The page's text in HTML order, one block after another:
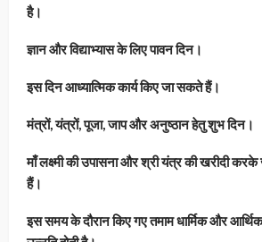
है।
ज्ञान और विद्याभ्यास के लिए पावन दिन।
इस दिन आध्यात्मिक कार्य किए जा सकते हैं।
मंत्रों, यंत्रों, पूजा, जाप और अनुष्ठान हेतु शुभ दिन।
माँ लक्ष्मी की उपासना और श्री यंत्र की खरीदी
हैं।
इस समय के दौरान किए गए तमाम धार्मिक और